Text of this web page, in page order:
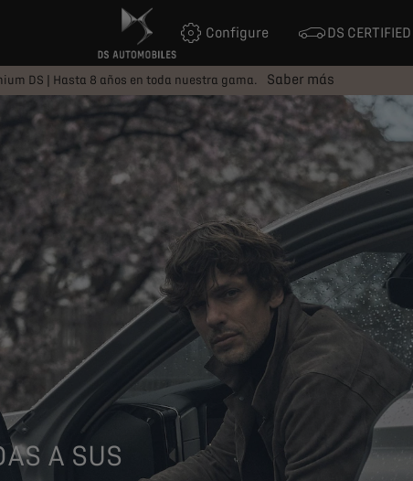
Configure DS CERTIFIED
DS | Hasta 8 años en toda nuestra gama. Saber más
A SUS